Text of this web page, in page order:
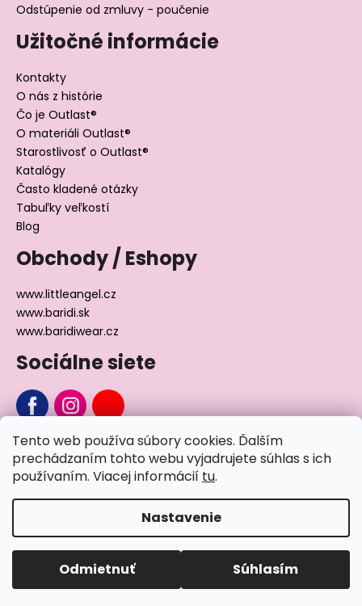
Tento web používa súbory cookies. Ďalším
prechádzaním tohto webu vyjadrujete súhlas s ich
používaním. Viacej informácií tu.
Nastavenie
Odmietnuť Súhlasím
Odstúpenie od zmluvy - poučenie
Užitočné informácie
Kontakty
O nás z histórie
Čo je Outlast®
O materiáli Outlast®
Starostlivosť o Outlast®
Katalógy
Často kladené otázky
Tabuľky veľkostí
Blog
Obchody / Eshopy
www.littleangel.cz
www.baridi.sk
www.baridiwear.cz
Sociálne siete
Chcete sa nás na niečo opýtať?
Vytvoril Shoptet
Copyright 2026Little Angel® . Všetky práva vyhradené.